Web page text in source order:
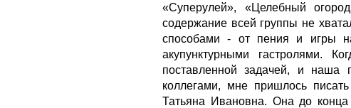
«Суперулей», «Целебный
содержание всей группы не
способами - от пения и игры
акупунктурными гастролями.
поставленной задачей, и наша
коллегами, мне пришлось
Татьяна Ивановна. Она до